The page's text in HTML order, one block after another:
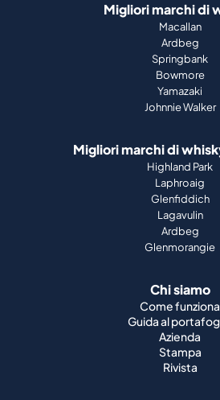
Migliori marchi di
Macallan
Ardbeg
Springbank
Bowmore
Yamazaki
Johnnie Walker
Migliori marchi di
Highland Park
Laphroaig
Glenfiddich
Lagavulin
Ardbeg
Glenmorangie
Chi siamo
Come funziona
Guida al
Azienda
Stampa
Rivista